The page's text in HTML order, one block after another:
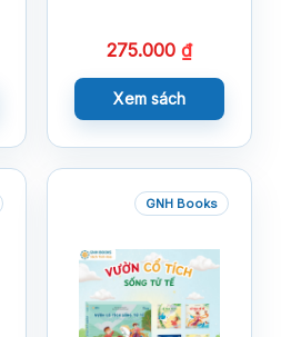
275.000 ₫
Xem sách
GNH Books